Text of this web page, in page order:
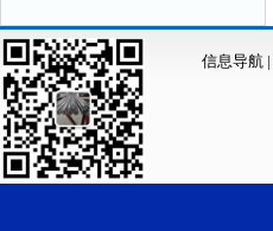
信息导航|